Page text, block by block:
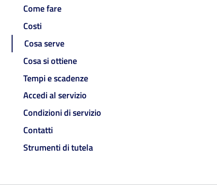
Come fare
Costi
Cosa serve
Cosa si ottiene
Tempi e scadenze
Accedi al servizio
Condizioni di servizio
Contatti
Strumenti di tutela